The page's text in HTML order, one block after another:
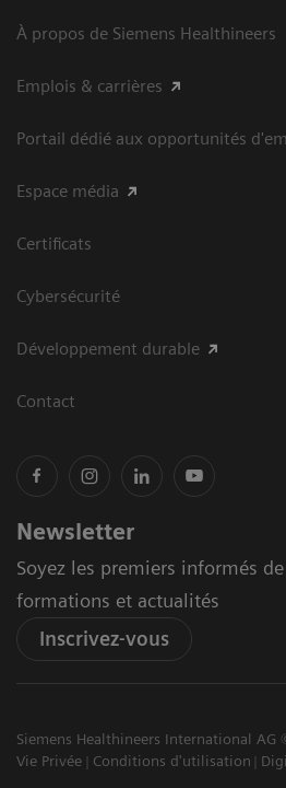
À propos de Siemens Healthineers
Emplois & carrières
Portail dédié aux opportunités
Espace média
Certificats
Cybersécurité
Développement durable
Contact
Newsletter
Soyez les premiers informés
formations et actualités
Inscrivez-vous
Siemens Healthineers International AG
Vie Privée
Conditions d'utilisation